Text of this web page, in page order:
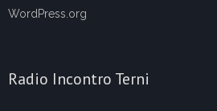
WordPress.org
Radio Incontro Terni